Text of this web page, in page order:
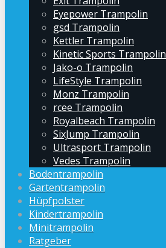
Eyepower Trampolin
gsd Trampolin
Kettler Trampolin
Kinetic Sports Trampolin
Jako-o Trampolin
LifeStyle Trampolin
Monz Trampolin
rcee Trampolin
Royalbeach Trampolin
SixJump Trampolin
Ultrasport Trampolin
Vedes Trampolin
Bodentrampolin
Gartentrampolin
Hüpfpolster
Kindertrampolin
Minitrampolin
Ratgeber